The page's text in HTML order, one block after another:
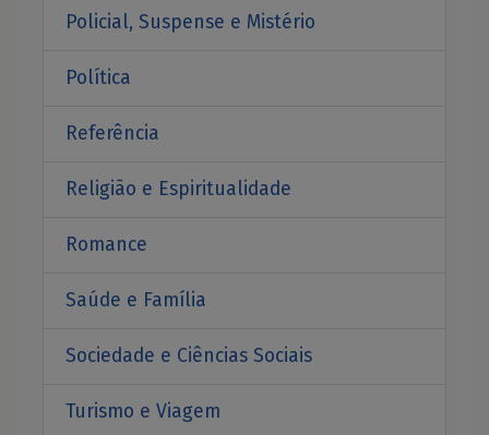
Policial, Suspense e Mistério
Política
Referência
Religião e Espiritualidade
Romance
Saúde e Família
Sociedade e Ciências Sociais
Turismo e Viagem